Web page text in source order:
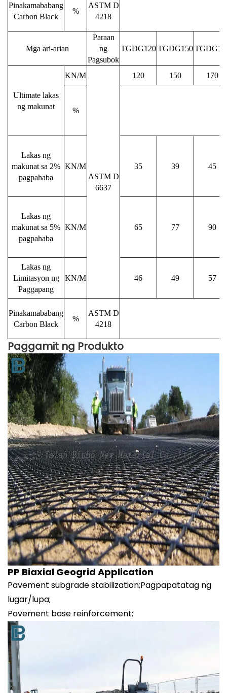
Pinakamababang
Carbon Black
%
ASTM D
4218
Mga ari-arian
Paraan
ng
Pagsubok
TGDG120TGDG150
Ultimate lakas
ng makunat
KN/M
ASTM D
6637
120 150 170
%
Lakas ng
makunat sa 2%
pagpahaba
KN/M 35 39 45
Lakas ng
makunat sa 5%
pagpahaba
KN/M 65 77 90
Lakas ng
Limitasyon ng
Paggapang
KN/M 46 49 57
Pinakamababang
Carbon Black
%
ASTM D
4218
Paggamit ng Produkto
PP Biaxial Geogrid Application
Pavement subgrade stabilization;Pagpapatatag ng
lugar/lupa;
Pavement base reinforcement;